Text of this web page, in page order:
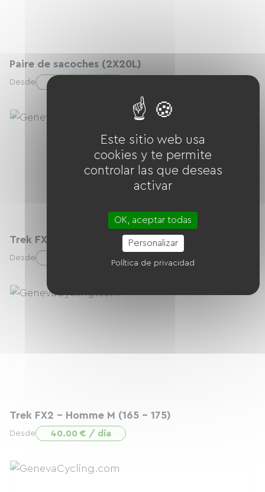
Paire de sacoches (2X20L)
Desde
Trek FX2 - Homme S (155 - 165)
Desde
Trek FX2 - Homme M (165 - 175)
Desde 40.00 € / día
Este sitio web usa
cookies y te permite
controlar las que deseas
activar
OK, aceptar todas
Personalizar
Política de privacidad